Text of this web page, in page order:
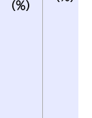
（％）